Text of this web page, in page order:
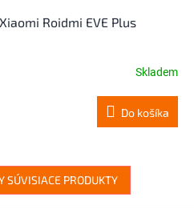
Roidmi EVE Plus
Skladem
Do košíka
SÚVISIACE PRODUKTY